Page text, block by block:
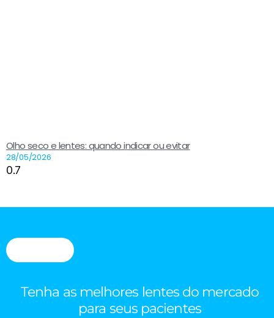
Olho seco e lentes: quando indicar ou evitar
28/05/2026
Tenha as melhores lentes do mercado
para seus pacientes